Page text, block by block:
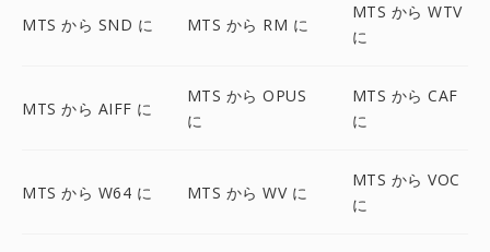
MTS から SND に MTS から RM に
MTS から WTV
に
MTS から AIFF に
MTS から OPUS
に
MTS から CAF
に
MTS から W64 に MTS から WV に
MTS から VOC
に